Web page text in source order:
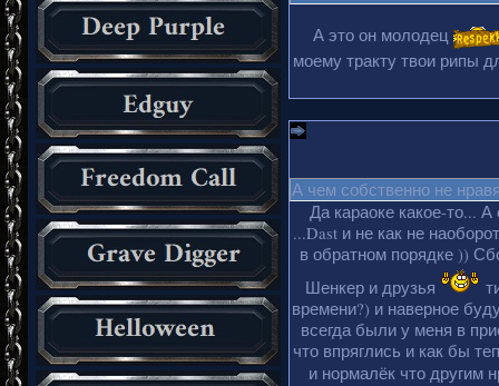
А это он молодец
моему тракту твои рипы
А чем собственно не
Да караоке какое-то...
...Dast и не как не
в обратном порядке ))
Шенкер и друзья
времени?) и наверное
всегда были у меня в
что впряглись и как бы
и нормалёк что другим